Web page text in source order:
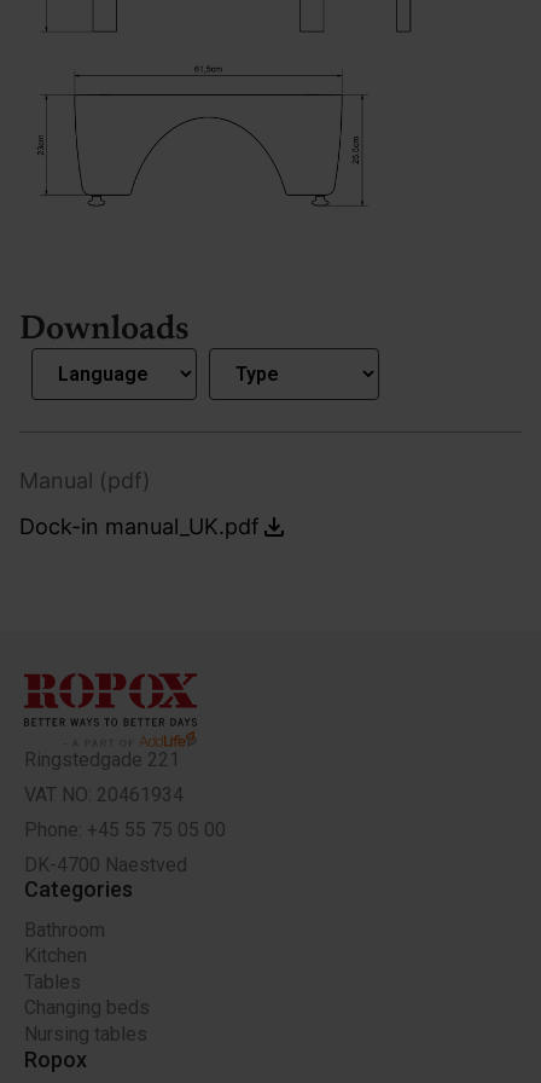
Downloads
Manual (pdf)
Dock-in manual_UK.pdf
Ringstedgade 221
VAT NO: 20461934
Phone: +45 55 75 05 00
DK-4700 Naestved
Categories
Bathroom
Kitchen
Tables
Changing beds
Nursing tables
Ropox